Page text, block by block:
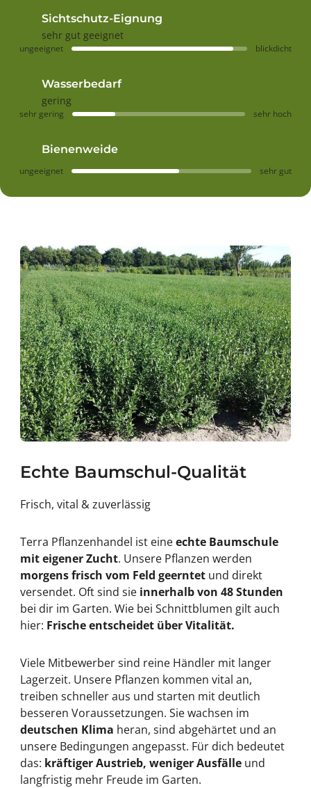
Sichtschutz-Eignung
sehr gut geeignet
ungeeignet blickdicht
Wasserbedarf
gering
sehr gering sehr hoch
Bienenweide
ungeeignet sehr gut
Echte Baumschul-Qualität
Frisch, vital & zuverlässig
Terra Pflanzenhandel ist eineechte Baumschule
mit eigener Zucht. Unsere Pflanzen werden
morgens frisch vom Feld geerntetund direkt
versendet. Oft sind sie innerhalb von 48 Stunden
bei dir im Garten. Wie bei Schnittblumen gilt auch
hier: Frische entscheidet über Vitalität.
Viele Mitbewerber sind reine Händler mit langer
Lagerzeit. Unsere Pflanzen kommen vital an,
treiben schneller aus und starten mit deutlich
besseren Voraussetzungen. Sie wachsen im
deutschen Klima heran, sind abgehärtet und an
unsere Bedingungen angepasst. Für dich bedeutet
das: kräftiger Austrieb, weniger Ausfälle und
langfristig mehr Freude im Garten.